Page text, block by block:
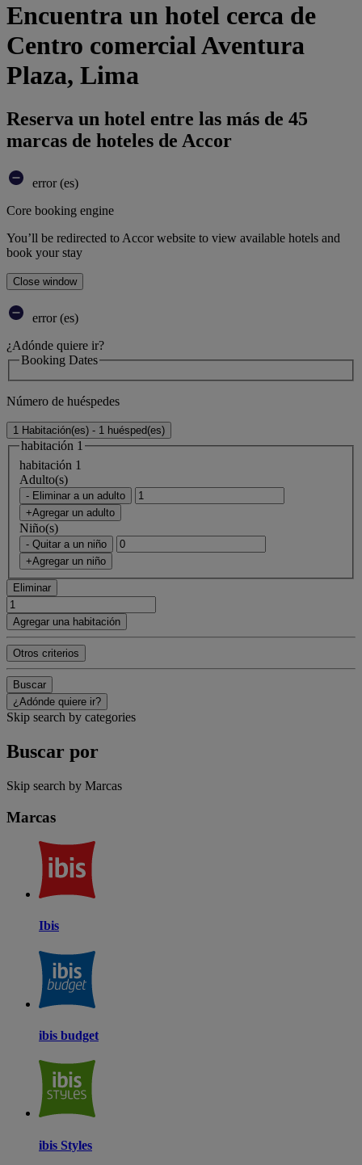
Encuentra un hotel cerca de
Centro comercial Aventura
Plaza, Lima
Reserva un hotel entre las más de 45
marcas de hoteles de Accor
error (es)
Core booking engine
You’ll be redirected to Accor website to view available hotels and
book your stay
Close window
error (es)
¿Adónde quiere ir?
Booking Dates
Número de huéspedes
1 Habitación(es) - 1 huésped(es)
habitación 1
habitación 1
Adulto(s)
- Eliminar a un adulto
+Agregar un adulto
Niño(s)
- Quitar a un niño
+Agregar un niño
Eliminar
Agregar una habitación
Otros criterios
Buscar
¿Adónde quiere ir?
Skip search by categories
Buscar por
Skip search by Marcas
Marcas
Ibis
ibis budget
ibis Styles